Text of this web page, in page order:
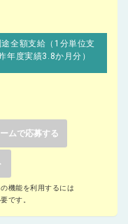
全額支給（1分単位支
年度実績3.8か月分）
ムで応募する
機能を利用するには
です。